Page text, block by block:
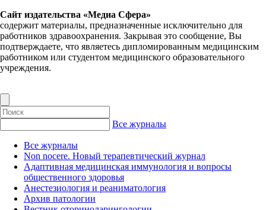
Сайт издательства «Медиа Сфера»
содержит материалы, предназначенные исключительно для
работников здравоохранения. Закрывая это сообщение, Вы
подтверждаете, что являетесь дипломированным медицинским
работником или студентом медицинского образовательного
учреждения.
Все журналы
Все журналы
Non nocere. Новый терапевтический журнал
Адаптивная медицинская иммунология и вопросы
общественного здоровья
Анестезиология и реаниматология
Архив патологии